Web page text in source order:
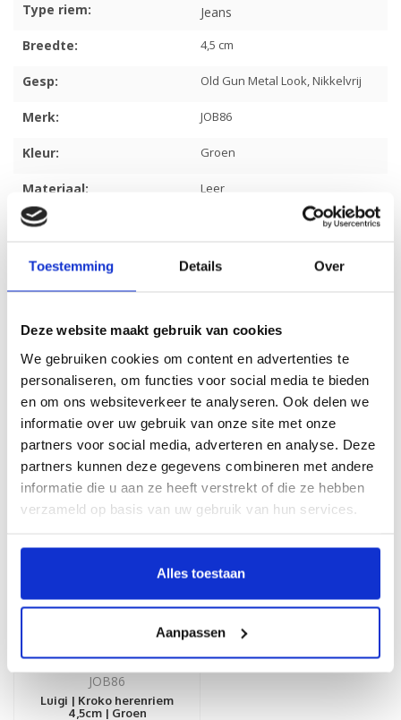
Toestemming Details Over
Deze website maakt gebruik van cookies
We gebruiken cookies om content en advertenties te
personaliseren, om functies voor social media te bieden
en om ons websiteverkeer te analyseren. Ook delen we
informatie over uw gebruik van onze site met onze
partners voor social media, adverteren en analyse. Deze
partners kunnen deze gegevens combineren met andere
informatie die u aan ze heeft verstrekt of die ze hebben
verzameld op basis van uw gebruik van hun services.
Alles toestaan
Aanpassen
Type riem:
Jeans
Breedte:
4,5 cm
Gesp: Old Gun Metal Look, Nikkelvrij
Merk: JOB86
Kleur: Groen
Materiaal: Leer
Écht leer:
Inkorten mogelijk:
Artikelcode:
Gerelateerde producten
JOB86
Luigi | Kroko herenriem
4,5cm | Groen